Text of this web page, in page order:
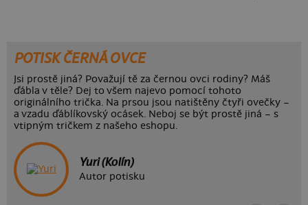
POTISK ČERNÁ OVCE
Jsi prostě jiná? Považují tě za černou ovci rodiny? Máš
ďábla v těle? Dej to všem najevo pomocí tohoto
originálního trička. Na prsou jsou natištěny čtyři ovečky –
a vzadu ďáblíkovský ocásek. Neboj se být prostě jiná – s
vtipným tričkem z našeho eshopu.
Yuri (Kolín)
Autor potisku